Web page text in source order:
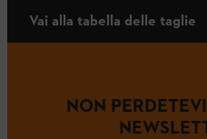
Vai alla tabella delle taglie
NON